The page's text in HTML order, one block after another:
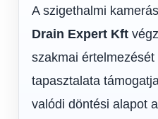
A szigethalmi
Drain Expert Kft
szakmai értelmezését
tapasztalata
valódi döntési alapot